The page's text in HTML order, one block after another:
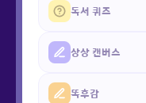
독서 퀴즈
상상 캔버스
똑후감